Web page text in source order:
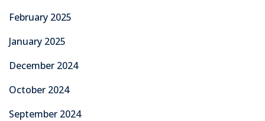
February 2025
January 2025
December 2024
October 2024
September 2024